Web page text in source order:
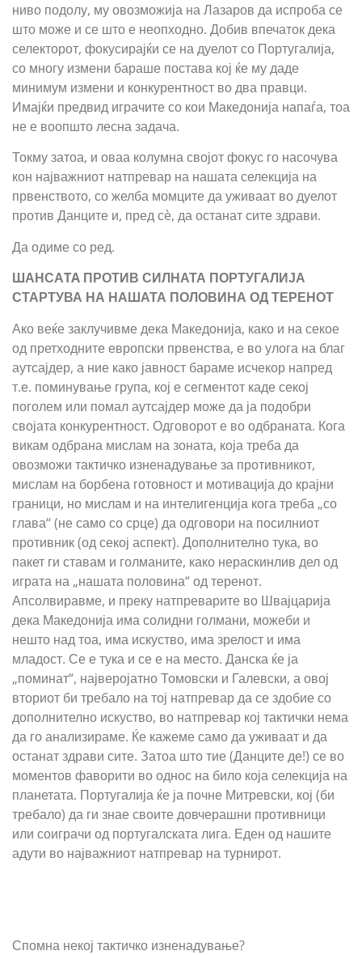
ниво подолу, му овозможија на Лазаров да испроба се
што може и се што е неопходно. Добив впечаток дека
селекторот, фокусирајќи се на дуелот со Португалија,
со многу измени бараше постава кој ќе му даде
минимум измени и конкурентност во два правци.
Имајќи предвид играчите со кои Македонија напаѓа, тоа
не е воопшто лесна задача.
Токму затоа, и оваа колумна својот фокус го насочува
кон најважниот натпревар на нашата селекција на
првенството, со желба момците да уживаат во дуелот
против Данците и, пред сè, да останат сите здрави.
Да одиме со ред.
ШАНСАTA ПРОТИВ СИЛНАТА ПОРТУГАЛИЈА
СТАРТУВА НА НАШАТА ПОЛОВИНА ОД ТЕРЕНОТ
Ако веќе заклучивме дека Македонија, како и на секое
од претходните европски првенства, е во улога на благ
аутсајдер, а ние како јавност бараме исчекор напред
т.е. поминување група, кој е сегментот каде секој
поголем или помал аутсајдер може да ја подобри
својата конкурентност. Одговорот е во одбраната. Кога
викам одбрана мислам на зоната, која треба да
овозможи тактичко изненадување за противникот,
мислам на борбена готовност и мотивација до крајни
граници, но мислам и на интелигенција кога треба „со
глава“ (не само со срце) да одговори на посилниот
противник (од секој аспект). Дополнително тука, во
пакет ги ставам и голманите, како нераскинлив дел од
играта на „нашата половина“ од теренот.
Апсолвиравме, и преку натпреварите во Швајцарија
дека Македонија има солидни голмани, можеби и
нешто над тоа, има искуство, има зрелост и има
младост. Се е тука и се е на место. Данска ќе ја
„поминат“, најверојатно Томовски и Галевски, а овој
вториот би требало на тој натпревар да се здобие со
дополнително искуство, во натпревар кој тактички нема
да го анализираме. Ќе кажеме само да уживаат и да
останат здрави сите. Затоа што тие (Данците де!) се во
моментов фаворити во однос на било која селекција на
планетата. Португалија ќе ја почне Митревски, кој (би
требало) да ги знае своите довчерашни противници
или соиграчи од португалската лига. Еден од нашите
адути во најважниот натпревар на турнирот.
Спомна некој тактичко изненадување?